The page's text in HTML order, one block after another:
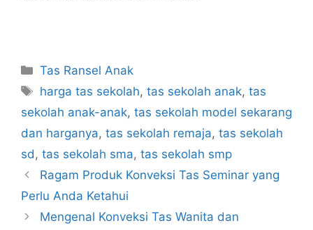
Kategori
Tas Ransel Anak
Tag
harga tas sekolah,tas sekolah anak,tas
sekolah anak-anak, tas sekolah model sekarang
dan harganya, tas sekolah remaja, tas sekolah
sd, tas sekolah sma, tas sekolah smp
Ragam Produk Konveksi Tas Seminar yang
Perlu Anda Ketahui
Mengenal Konveksi Tas Wanita dan